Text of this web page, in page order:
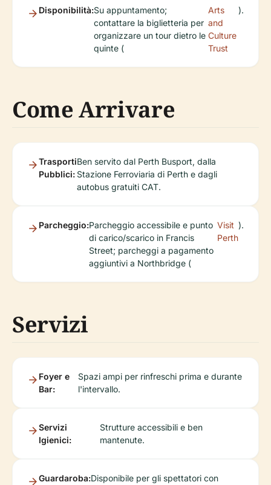
Disponibilità:Su appuntamento;
contattare la biglietteria per
organizzare un tour dietro le
quinte (
Arts
and
Culture
Trust
).
Come Arrivare
Trasporti
Pubblici:
Ben servito dal Perth Busport, dalla
Stazione Ferroviaria di Perth e dagli
autobus gratuiti CAT.
Parcheggio:Parcheggio accessibile e punto
di carico/scarico in Francis
Street; parcheggi a pagamento
aggiuntivi a Northbridge (
Visit
Perth
).
Servizi
Foyer e
Bar:
Spazi ampi per rinfreschi prima e durante
l'intervallo.
Servizi
Igienici:
Strutture accessibili e ben
mantenute.
Guardaroba:Disponibile per gli spettatori con